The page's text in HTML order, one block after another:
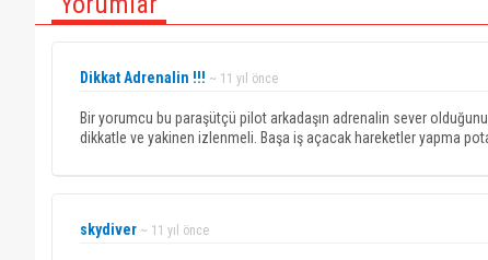
Dikkat Adrenalin !!! ~ 11 yıl önce
Bir yorumcu bu paraşütçü pilot arkadaşın adrenalin sever
dikkatle ve yakinen izlenmeli. Başa iş açacak hareketler yapma
skydiver ~ 11 yıl önce